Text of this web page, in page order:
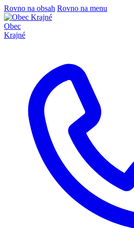
Rovno na obsah Rovno na menu
Obec
Krajné